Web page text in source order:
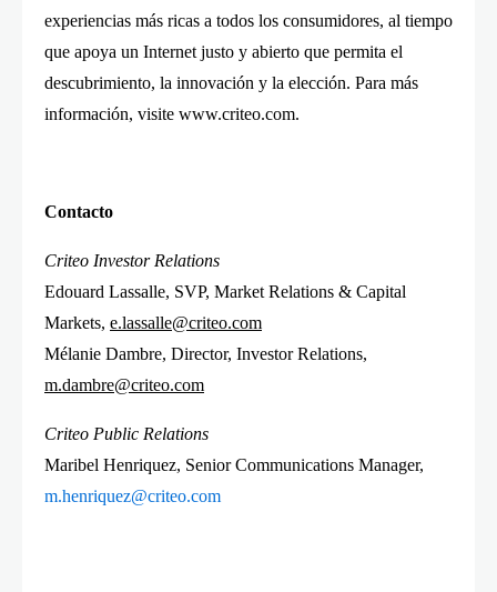
experiencias más ricas a todos los consumidores, al tiempo
que apoya un Internet justo y abierto que permita el
descubrimiento, la innovación y la elección. Para más
información, visite www.criteo.com.
Contacto
Criteo Investor Relations
Edouard Lassalle, SVP, Market Relations & Capital
Markets, e.lassalle@criteo.com
Mélanie Dambre, Director, Investor Relations,
m.dambre@criteo.com
Criteo Public Relations
Maribel Henriquez, Senior Communications Manager,
m.henriquez@criteo.com